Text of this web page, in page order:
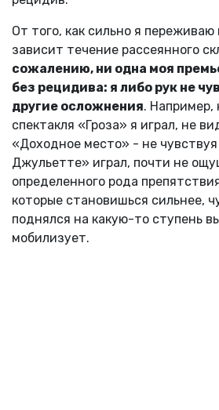
От того, как сильно я переживаю
зависит течение рассеянного
сожалению, ни одна моя
без рецидива: я либо рук не
другие осложнения. Например,
спектакля «Гроза» я играл, не
«Доходное место» - не
Джульетте» играл, почти не
определенного рода
которые становишься сильнее,
поднялся на какую-то ступень
мобилизует.